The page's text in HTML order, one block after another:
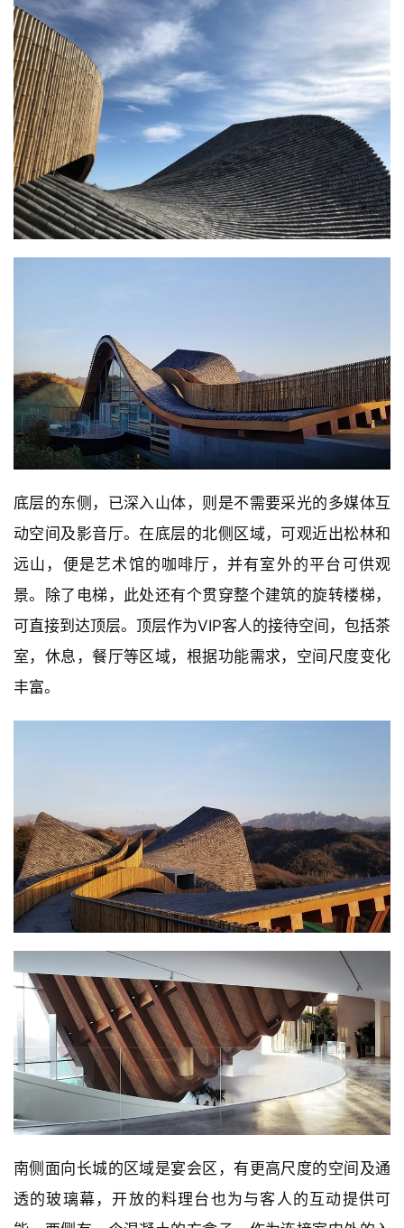
底层的东侧，已深入山体，则是不需要采光的多媒体互
动空间及影音厅。在底层的北侧区域，可观近出松林和
远山，便是艺术馆的咖啡厅，并有室外的平台可供观
景。除了电梯，此处还有个贯穿整个建筑的旋转楼梯，
可直接到达顶层。顶层作为VIP客人的接待空间，包括茶
室，休息，餐厅等区域，根据功能需求，空间尺度变化
丰富。
南侧面向长城的区域是宴会区，有更高尺度的空间及通
透的玻璃幕，开放的料理台也为与客人的互动提供可